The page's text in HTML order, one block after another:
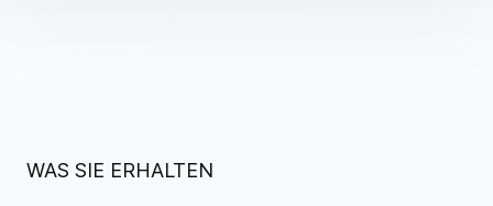
WAS SIE ERHALTEN